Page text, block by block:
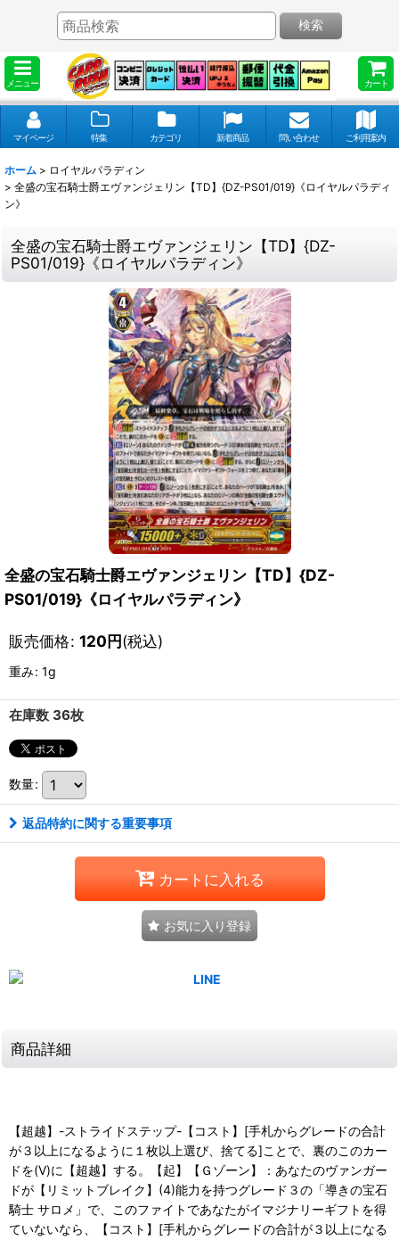
メニュー カート
検索
マイページ 特集 カテゴリ 新着商品 問い合わせ ご利用案内
ホーム > ロイヤルパラディン
> 全盛の宝石騎士爵エヴァンジェリン【TD】{DZ-PS01/019}《ロイヤルパラディ
ン》
全盛の宝石騎士爵エヴァンジェリン【TD】{DZ-
PS01/019}《ロイヤルパラディン》
全盛の宝石騎士爵エヴァンジェリン【TD】{DZ-
PS01/019}《ロイヤルパラディン》
販売価格: 120円(税込)
重み: 1g
在庫数 36枚
数量:
返品特約に関する重要事項
カートに入れる
お気に入り登録
商品詳細
【超越】-ストライドステップ-【コスト】[手札からグレードの合計
が３以上になるように１枚以上選び、捨てる]ことで、裏のこのカー
ドを(V)に【超越】する。【起】【Ｇゾーン】：あなたのヴァンガー
ドが【リミットブレイク】(4)能力を持つグレード３の「導きの宝石
騎士 サロメ」で、このファイトであなたがイマジナリーギフトを得
ていないなら、【コスト】[手札からグレードの合計が３以上になる